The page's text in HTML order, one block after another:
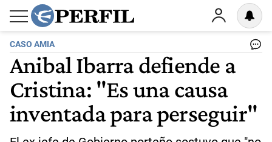
CASO AMIA
Anibal Ibarra defiende a
Cristina: "Es una causa
inventada para perseguir"